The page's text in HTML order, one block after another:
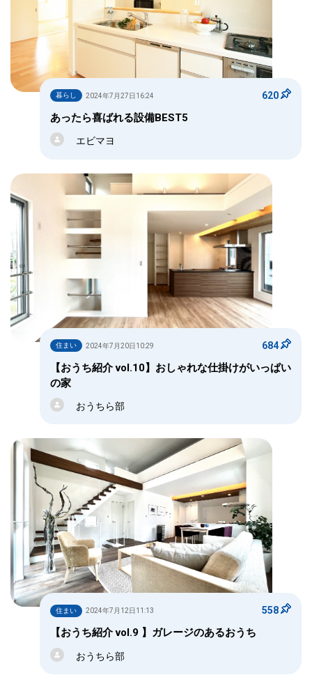
暮らし 2024年7月27日16:24 620
あったら喜ばれる設備BEST5
エビマヨ
住まい 2024年7月20日10:29 684
【おうち紹介 vol.10】おしゃれな仕掛けがいっぱい
の家
おうちら部
住まい 2024年7月12日11:13 558
【おうち紹介 vol.9 】ガレージのあるおうち
おうちら部